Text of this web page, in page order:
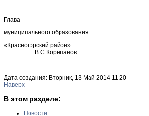
Глава
муниципального образования
«Красногорский район»
В.С.Корепанов
Дата создания: Вторник, 13 Май 2014 11:20
Наверх
В этом разделе:
Новости